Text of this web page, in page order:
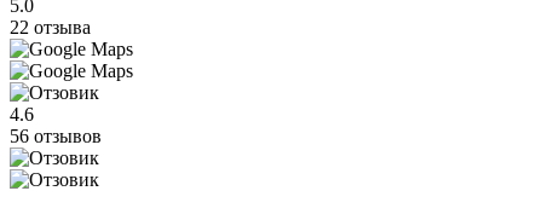
5.0
22 отзыва
4.6
56 отзывов